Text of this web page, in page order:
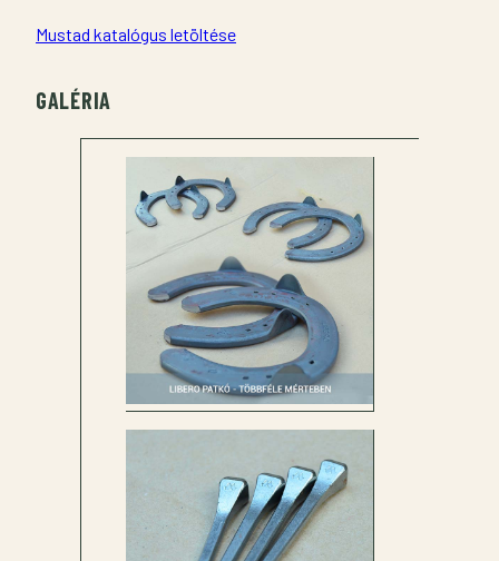
Mustad katalógus letöltése
GALÉRIA